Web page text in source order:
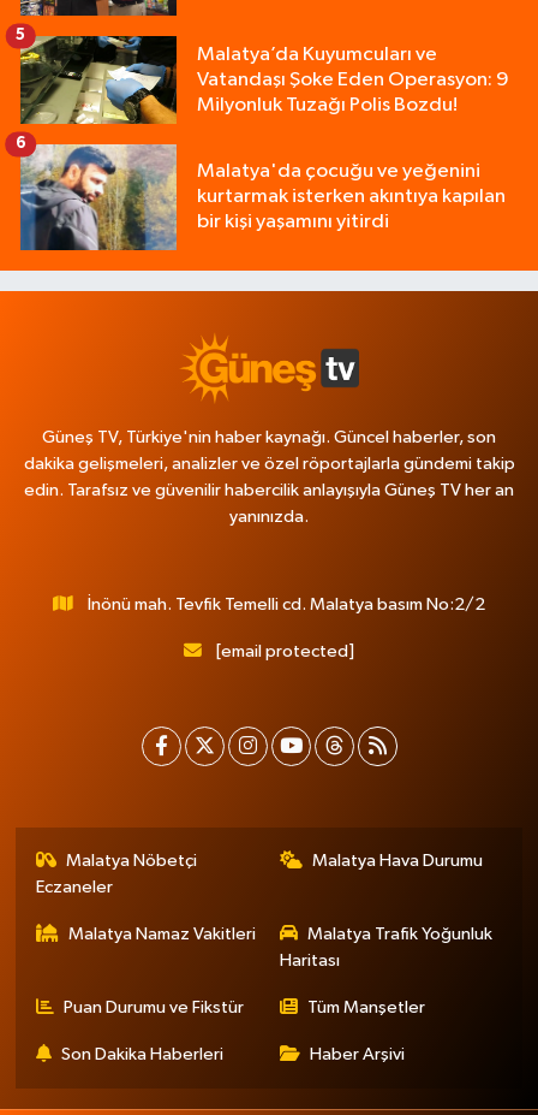
Malatya’da Kuyumcuları ve
Vatandaşı Şoke Eden Operasyon: 9
Milyonluk Tuzağı Polis Bozdu!
5
Malatya'da çocuğu ve yeğenini
kurtarmak isterken akıntıya kapılan
bir kişi yaşamını yitirdi
6
Güneş TV, Türkiye'nin haber kaynağı. Güncel haberler, son
dakika gelişmeleri, analizler ve özel röportajlarla gündemi takip
edin. Tarafsız ve güvenilir habercilik anlayışıyla Güneş TV her an
yanınızda.
İnönü mah. Tevfik Temelli cd. Malatya basım No:2/2
[email protected]
Malatya Nöbetçi
Eczaneler
Malatya Hava Durumu
Malatya Namaz Vakitleri
Malatya Trafik Yoğunluk
Haritası
Puan Durumu ve Fikstür Tüm Manşetler
Son Dakika Haberleri Haber Arşivi